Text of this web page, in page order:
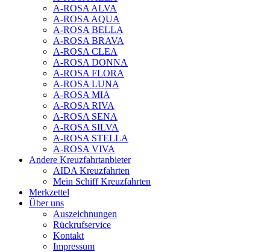
A-ROSA ALVA
A-ROSA AQUA
A-ROSA BELLA
A-ROSA BRAVA
A-ROSA CLEA
A-ROSA DONNA
A-ROSA FLORA
A-ROSA LUNA
A-ROSA MIA
A-ROSA RIVA
A-ROSA SENA
A-ROSA SILVA
A-ROSA STELLA
A-ROSA VIVA
Andere Kreuzfahrtanbieter
AIDA Kreuzfahrten
Mein Schiff Kreuzfahrten
Merkzettel
Über uns
Auszeichnungen
Rückrufservice
Kontakt
Impressum